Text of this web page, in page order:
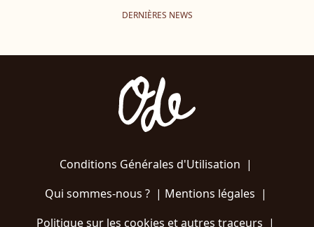
DERNIÈRES NEWS
Conditions Générales d'Utilisation |
Qui sommes-nous ?| Mentions légales |
Politique sur les cookies et autres traceurs |